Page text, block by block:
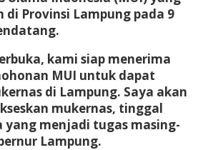
di Provinsi Lampung pada 9
kami siap menerima
MUI untuk dapat
di Lampung. Saya akan
mukernas, tinggal
yang menjadi tugas masing-
Lampung.